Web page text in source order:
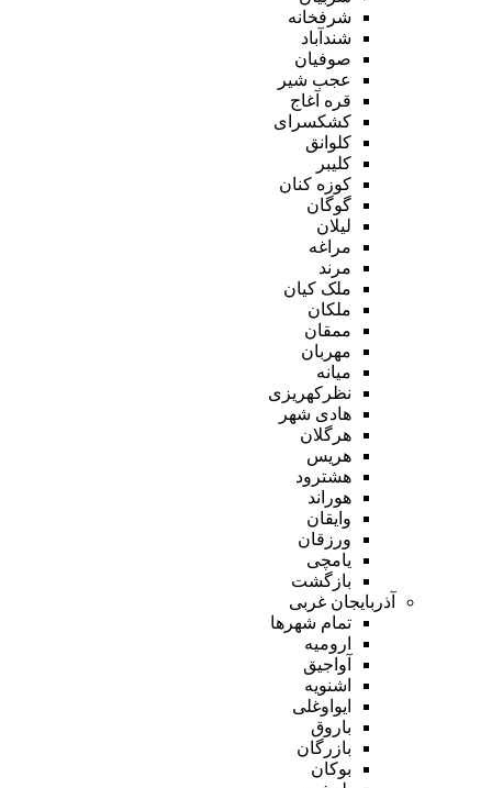
شرفخانه
شندآباد
صوفیان
عجب شیر
قره آغاج
کشکسرای
کلوانق
کلیبر
کوزه کنان
گوگان
لیلان
مراغه
مرند
ملک کیان
ملکان
ممقان
مهربان
میانه
نظرکهریزی
هادی شهر
هرگلان
هریس
هشترود
هوراند
وایقان
ورزقان
یامچی
بازگشت
آذربایجان غربی
تمام شهر‌ها
ارومیه
آواجیق
اشنویه
ایواوغلی
باروق
بازرگان
بوکان